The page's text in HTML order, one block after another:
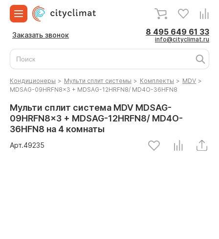
Заказать звонок 8 495 649 61 33
info@cityclimat.ru
Кондиционеры > Мульти сплит системы > Комплекты > MDV >
MDSAG-09HRFN8x3 + MDSAG-12HRFN8/ MD4O-36HFN8
Мульти сплит система MDV MDSAG-
09HRFN8x3 + MDSAG-12HRFN8/ MD4O-
36HFN8 на 4 комнаты
Арт.49235